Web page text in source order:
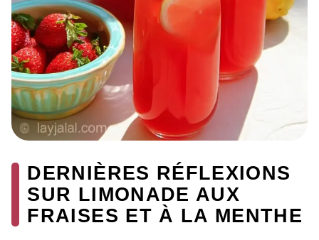
DERNIÈRES RÉFLEXIONS
SUR LIMONADE AUX
FRAISES ET À LA MENTHE